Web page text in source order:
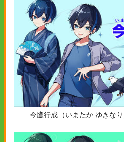
今鷹行成（いまたか ゆきな